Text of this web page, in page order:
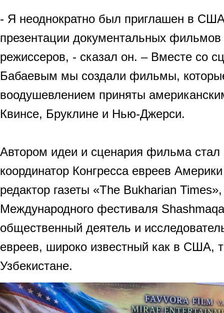
- Я неоднократно был приглашен в
презентации документальных фильмов
режиссеров, - сказал он. – Вместе со
Бабаевым мы создали фильмы,
воодушевлением приняты
Квинсе, Бруклине и Нью-Джерси.
Автором идеи и сценария фильма
координатор Конгресса евреев
редактор газеты «The Bukharian
Международного фестиваля
общественный деятель и
евреев, широко известный как в США,
Узбекистане.